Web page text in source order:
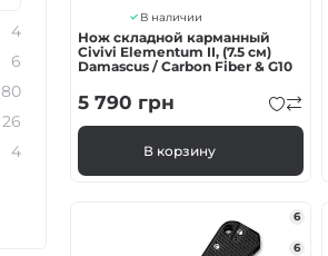
В наличии
Нож складной карманный
Civivi Elementum II, (7.5 см)
Damascus / Carbon Fiber & G10
5 790 грн
В корзину
6
6
4
6
80
26
4